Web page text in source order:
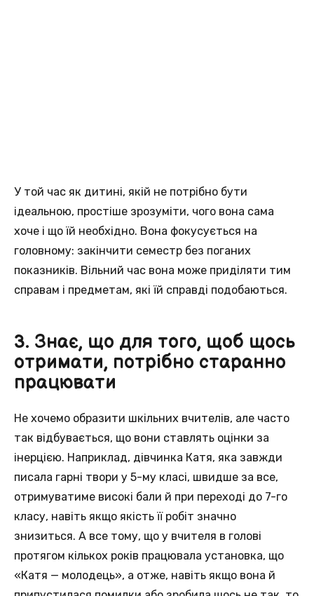
У той час як дитині, якій не потрібно бути
ідеальною, простіше зрозуміти, чого вона сама
хоче і що їй необхідно. Вона фокусується на
головному: закінчити семестр без поганих
показників. Вільний час вона може приділяти тим
справам і предметам, які їй справді подобаються.
3. Знає, що для того, щоб щось
отримати, потрібно старанно
працювати
Не хочемо образити шкільних вчителів, але часто
так відбувається, що вони ставлять оцінки за
інерцією. Наприклад, дівчинка Катя, яка завжди
писала гарні твори у 5-му класі, швидше за все,
отримуватиме високі бали й при переході до 7-го
класу, навіть якщо якість її робіт значно
знизиться. А все тому, що у вчителя в голові
протягом кількох років працювала установка, що
«Катя — молодець», а отже, навіть якщо вона й